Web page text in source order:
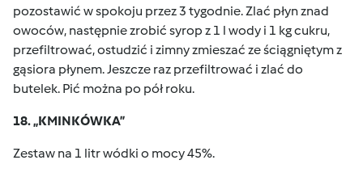
pozostawić w spokoju przez 3 tygodnie. Zlać płyn znad
owoców, następnie zrobić syrop z 1 l wody i 1 kg cukru,
przefiltrować, ostudzić i zimny zmieszać ze ściągniętym z
gąsiora płynem. Jeszcze raz przefiltrować i zlać do
butelek. Pić można po pół roku.
18. „KMINKÓWKA”
Zestaw na 1 litr wódki o mocy 45%.